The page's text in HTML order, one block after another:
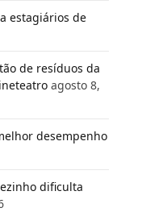
estagiários de
de resíduos da
agosto 8,
desempenho
dificulta